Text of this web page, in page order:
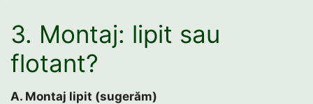
3. Montaj: lipit sau
flotant?
A. Montaj lipit (sugerăm)